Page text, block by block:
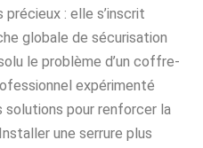
: elle s’inscrit
globale de sécurisation
le problème d’un coffre-
expérimenté
solutions pour renforcer la
une serrure plus